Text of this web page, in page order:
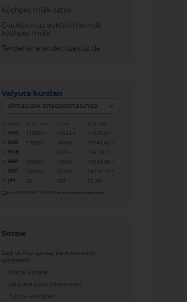
Kóshpes múlk satıw
E-auksion.uz auktsionlarında
kóshpes múlk
Tenderler etender.uzex.uz da
Valyuta kursları
almaslaw shaqapshasında
Valyuta Satıp alıw Satıw
O‘zb MB
USD
11880 11965
11915.64
EUR
13000 14000
13749.46
RUB
147
146.19
GBP
15600 16600
16034.88
CHF
14200 15200
14719.75
JPY
50 100 75.48
Kurs 06.08.2026 11:00:00 kúnine shekem ámel etedi
Soraw
Sizdi eń kóp qanday bank xizmetleri
qızıqtıradı?
Plastik kartalar
Xalıq aralıq pul ótkermeleri
Tutınıw kreditleri